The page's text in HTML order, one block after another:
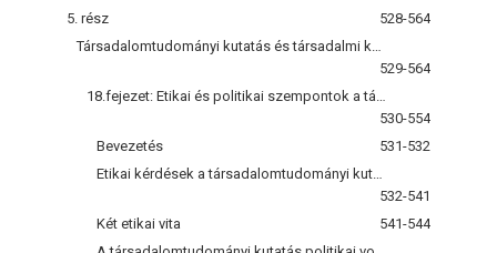
5. rész
528-564
529-564
530-554
Bevezetés
531-532
532-541
Két etikai vita
541-544